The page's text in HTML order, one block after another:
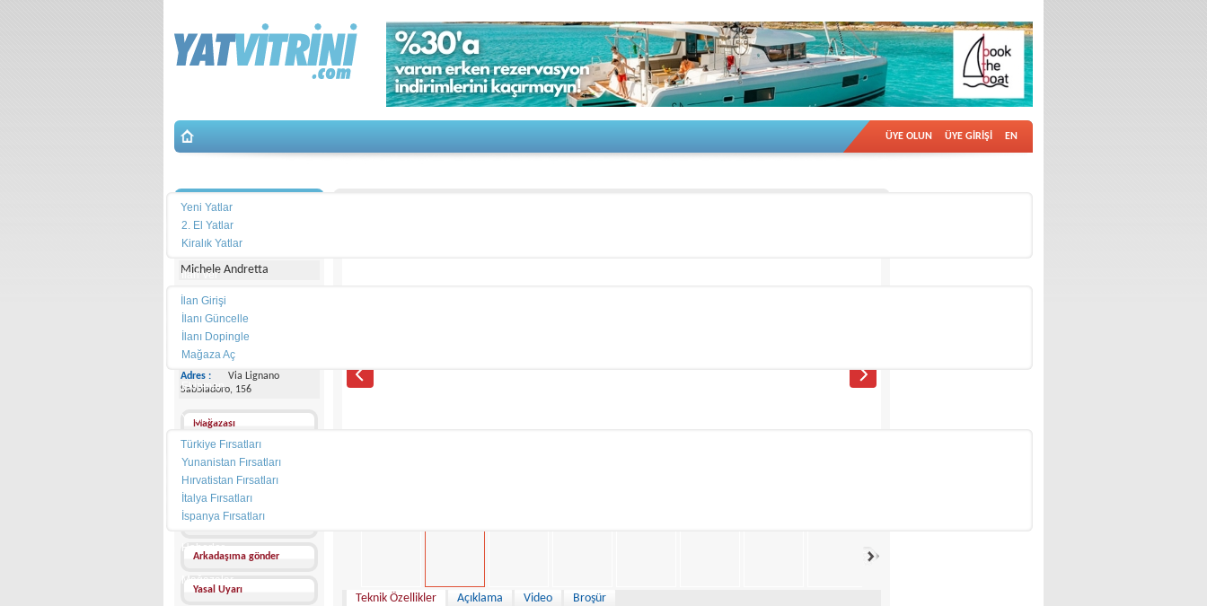
ÜYE OLUN ÜYE GİRİŞİ EN
Yeni Yatlar
2. El Yatlar
Kiralık Yatlar
İlan Ver
İlan Girişi
İlanı Güncelle
İlanı Dopingle
Mağaza Aç
Ekipman
Yat Kiralama
Türkiye Fırsatları
Yunanistan Fırsatları
Hırvatistan Fırsatları
İtalya Fırsatları
İspanya Fırsatları
Haberler
Mağazalar
İletişim
Yacht Center Club
Michele Andretta
Telefon :
Cep
Telefonu :
+393474077005
Adres :
Via Lignano
Sabbiadoro, 156
Mağazası
Mesaj Gönder
Favorilerime ekle
Arkadaşıma gönder
Yasal Uyarı
Teknik Özellikler Açıklama Video Broşür